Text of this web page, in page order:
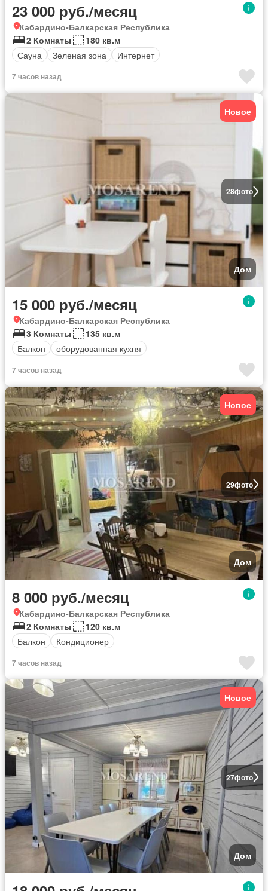
23 000 руб./месяц
Кабардино-Балкарская Республика
2 Комнаты
180 кв.м
Сауна
Зеленая зона Интернет
7 часов назад
28фото
Новое
Дом
15 000 руб./месяц
Кабардино-Балкарская Республика
3 Комнаты
135 кв.м
Балкон
оборудованная кухня
7 часов назад
29фото
Новое
Дом
8 000 руб./месяц
Кабардино-Балкарская Республика
2 Комнаты
120 кв.м
Балкон
Кондиционер
7 часов назад
27фото
Новое
Дом